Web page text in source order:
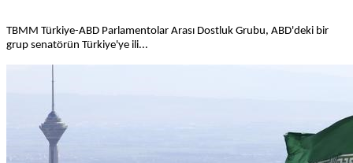
TBMM Türkiye-ABD Parlamentolar Arası Dostluk Grubu, ABD'deki bir
grup senatörün Türkiye'ye ili...